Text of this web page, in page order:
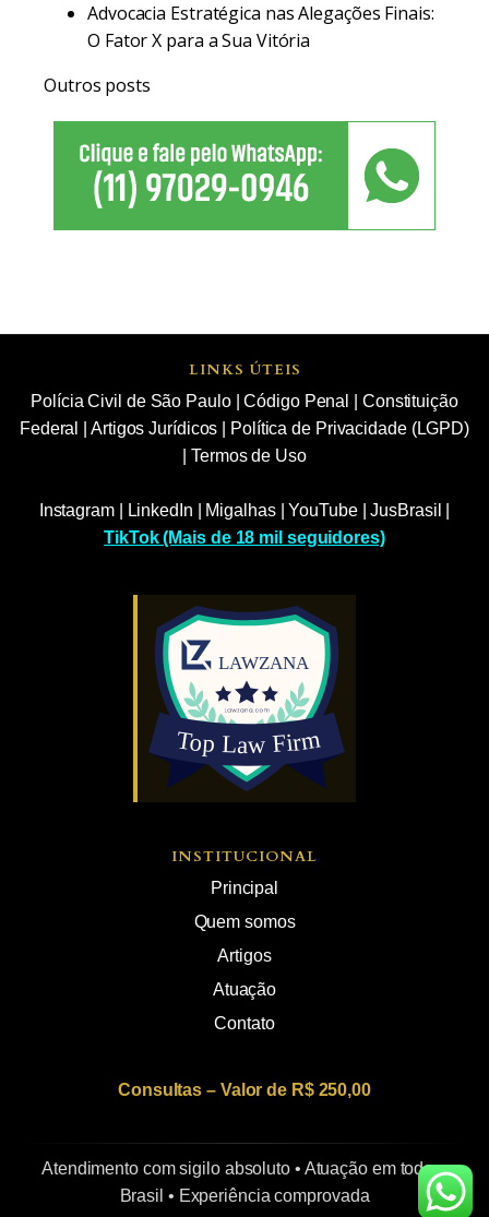
Advocacia Estratégica nas Alegações Finais:
O Fator X para a Sua Vitória
Outros posts
LINKS ÚTEIS
Polícia Civil de São Paulo|Código Penal
Constituição
Federal
Artigos Jurídicos
Política de Privacidade (LGPD)
|Termos de Uso
Instagram| LinkedIn Migalhas|YouTube|JusBrasil
TikTok (Mais de 18 mil seguidores)
INSTITUCIONAL
Principal
Quem somos
Artigos
Atuação
Contato
Consultas – Valor de R$ 250,00
Atendimento com sigilo absoluto • Atuação em todo o
Brasil • Experiência comprovada